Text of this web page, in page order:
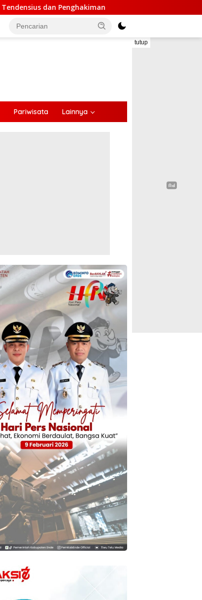
Anggota DPR Melki Mekeng : Pembangunan
tutup
Pariwisata Lainnya